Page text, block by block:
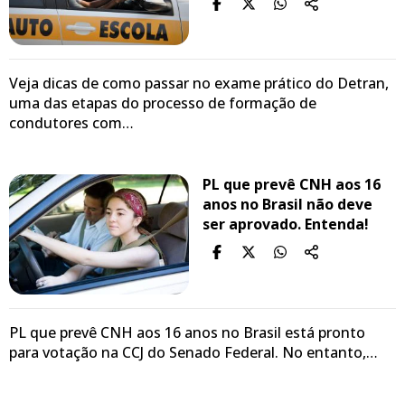
Veja dicas de como passar no exame prático do Detran,
uma das etapas do processo de formação de
condutores com…
PL que prevê CNH aos 16
anos no Brasil não deve
ser aprovado. Entenda!
PL que prevê CNH aos 16 anos no Brasil está pronto
para votação na CCJ do Senado Federal. No entanto,…